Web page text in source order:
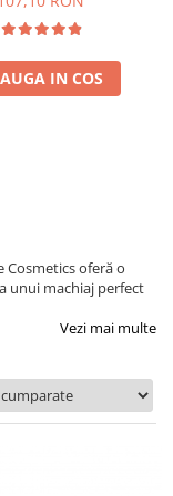
IN COS
Cosmetics oferă o
unui machiaj perfect
Vezi mai multe